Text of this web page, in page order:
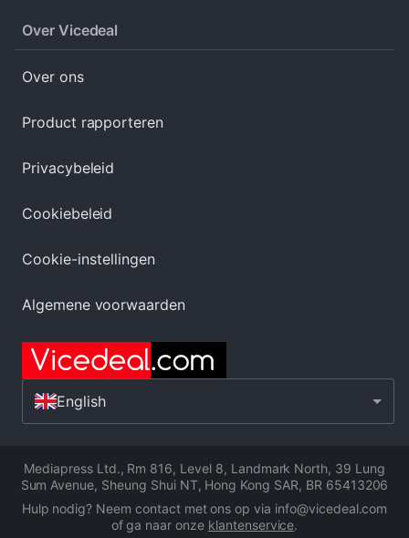
Over Vicedeal
Over ons
Product rapporteren
Privacybeleid
Cookiebeleid
Cookie-instellingen
Algemene voorwaarden
English
Mediapress Ltd., Rm 816, Level 8, Landmark North, 39 Lung
Sum Avenue, Sheung Shui NT, Hong Kong SAR, BR 65413206
Hulp nodig? Neem contact met ons op via info@vicedeal.com
of ga naar onze klantenservice.